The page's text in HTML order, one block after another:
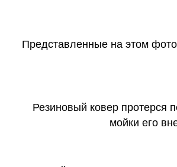
Представленные на этом
Резиновый ковер протерся
мойки его